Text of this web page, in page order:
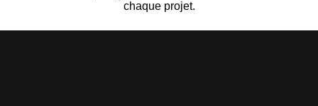
chaque projet.